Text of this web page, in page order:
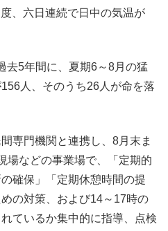
、六日連続で日中の気温が
去5年間に、夏期6～8月の猛
人、そのうち26人が命を落
専門機関と連携し、8月末ま
場などの事業場で、「定期的
確保」「定期休憩時間の提
の対策、および14～17時の
ているか集中的に指導、点検